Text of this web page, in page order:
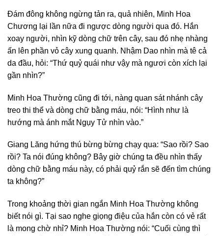
Đám đông không ngừng tản ra, quả nhiên, Minh Hoa
Chương lại lần nữa đi ngược dòng người qua đó. Hắn
xoay người, nhìn kỹ dòng chữ trên cây, sau đó nhẹ nhàng
ấn lên phần vỏ cây xung quanh. Nhậm Dao nhìn mà tê cả
da đầu, hỏi: “Thứ quỷ quái như vậy mà ngươi còn xích lại
gần nhìn?”
Minh Hoa Thường cũng đi tới, nàng quan sát nhánh cây
treo thi thể và dòng chữ bằng máu, nói: “Hình như là
hướng mà ánh mắt Ngụy Tử nhìn vào.”
Giang Lăng hứng thú bừng bừng chạy qua: “Sao rồi? Sao
rồi? Ta nói đúng không? Bây giờ chúng ta đều nhìn thấy
dòng chữ bằng máu này, có phải quỷ rắn sẽ đến tìm chúng
ta không?”
Trong khoảng thời gian ngắn Minh Hoa Thường không
biết nói gì. Tại sao nghe giọng điệu của hắn còn có vẻ rất
là mong chờ nhỉ? Minh Hoa Thường nói: “Cuối cùng thì